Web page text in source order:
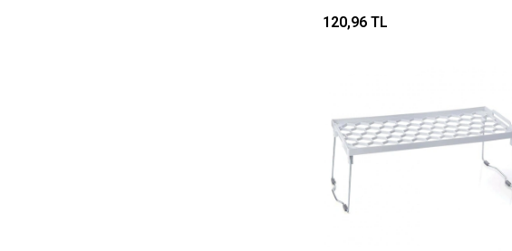
(24x7x4.5cm) (kaşık-çatal &
120,96 TL